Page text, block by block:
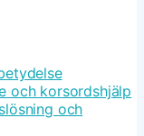
och korsordshjälp
och